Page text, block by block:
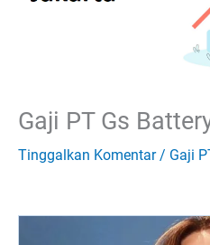
Gaji PT Gs
Tinggalkan Komentar / Gaji